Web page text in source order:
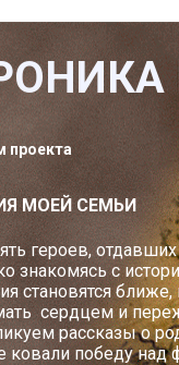
проекта
МОЕЙ СЕМЬИ
героев,
знакомясь с
становятся ближе,
сердцем и
рассказы о
ковали победу